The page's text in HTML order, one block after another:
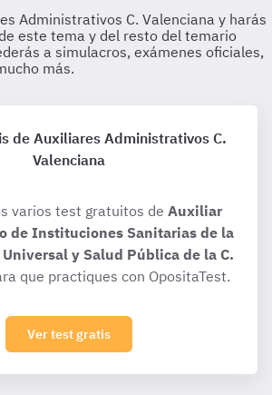
de Auxiliares Administrativos C.
Valenciana
varios test gratuitos de Auxiliar
de Instituciones Sanitarias de la
y Salud Pública de la C.
que practiques con OpositaTest.
Ver test gratis